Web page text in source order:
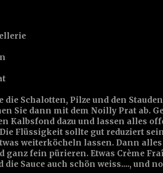
die Schalotten, Pilze und den
Sie dann mit dem Noilly Prat ab.
Kalbsfond dazu und lassen alles
Flüssigkeit sollte gut reduziert
weiterköcheln lassen. Dann
ganz fein pürieren. Etwas Crème
die Sauce auch schön weiss...., und